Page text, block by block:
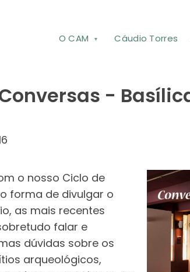
O CAM Cáudio Torres
-
o nosso Ciclo de
forma de divulgar o
as mais recentes
falar e
dúvidas sobre os
arqueológicos,